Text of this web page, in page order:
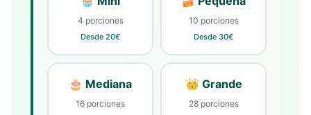
4 porciones
Desde 20€
10 porciones
Desde 30€
🎂 Mediana
16 porciones
👑 Grande
28 porciones